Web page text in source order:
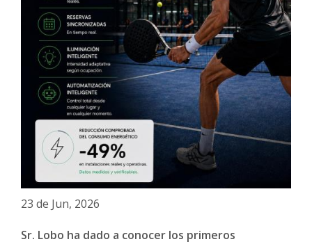
23 de Jun, 2026
Sr. Lobo ha dado a conocer los primeros